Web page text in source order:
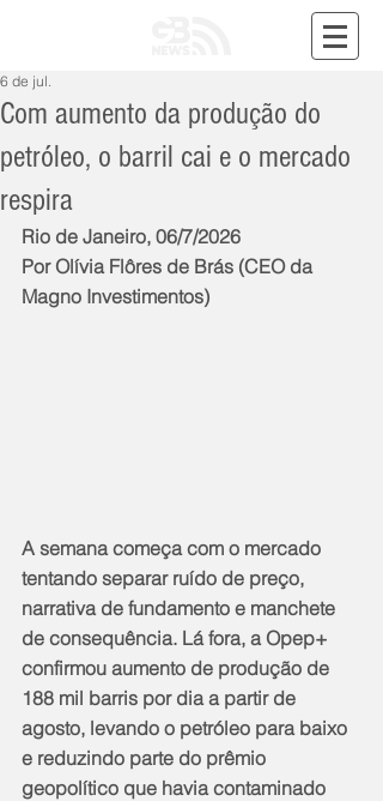
Com aumento da produção do
petróleo, o barril cai e o mercado
respira
6 de jul.
Rio de Janeiro, 06/7/2026
Por Olívia Flôres de Brás (CEO da
Magno Investimentos)
A semana começa com o mercado
tentando separar ruído de preço,
narrativa de fundamento e manchete
de consequência. Lá fora, a Opep+
confirmou aumento de produção de
188 mil barris por dia a partir de
agosto, levando o petróleo para baixo
e reduzindo parte do prêmio
geopolítico que havia contaminado